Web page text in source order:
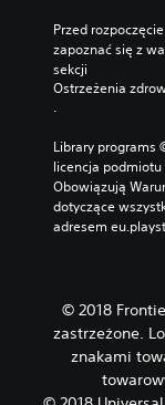
Przed
zapoznać się z
sekcji
Ostrzeżenia
.
Library programs
licencja podmiotu
Obowiązują
dotyczące
adresem
© 2018
zastrzeżone.
znakami